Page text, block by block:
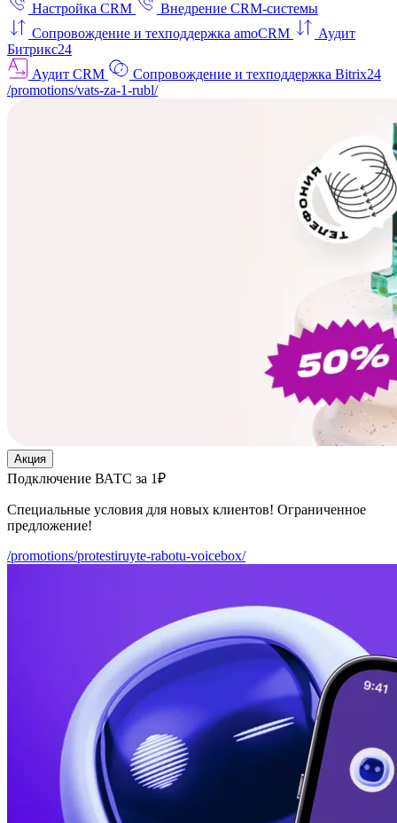
Настройка CRM
Внедрение CRM-системы
Сопровождение и техподдержка amoCRM
Аудит
Битрикс24
Аудит CRM
Сопровождение и техподдержка Bitrix24
/promotions/vats-za-1-rubl/
Акция
Подключение ВАТС за 1₽
Специальные условия для новых клиентов! Ограниченное
предложение!
/promotions/protestiruyte-rabotu-voicebox/